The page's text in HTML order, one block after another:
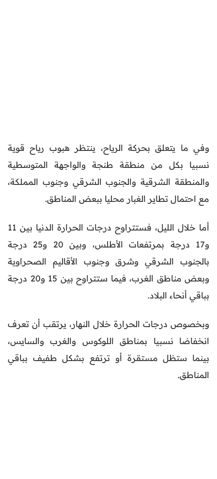
وفي ما يتعلق بحركة الرياح، ينتظر هبوب رياح قوية
نسبيا بكل من منطقة طنجة والواجهة المتوسطية
والمنطقة الشرقية والجنوب الشرقي وجنوب المملكة،
مع احتمال تطاير الغبار محليا ببعض المناطق.
أما خلال الليل، فستتراوح درجات الحرارة الدنيا بين 11
و17 درجة بمرتفعات الأطلس، وبين 20 و25 درجة
بالجنوب الشرقي وشرق وجنوب الأقاليم الصحراوية
وبعض مناطق الغرب، فيما ستتراوح بين 15 و20 درجة
بباقي أنحاء البلاد.
وبخصوص درجات الحرارة خلال النهار، يرتقب أن تعرف
انخفاضا نسبيا بمناطق اللوكوس والغرب والسايس،
بينما ستظل مستقرة أو ترتفع بشكل طفيف بباقي
المناطق.